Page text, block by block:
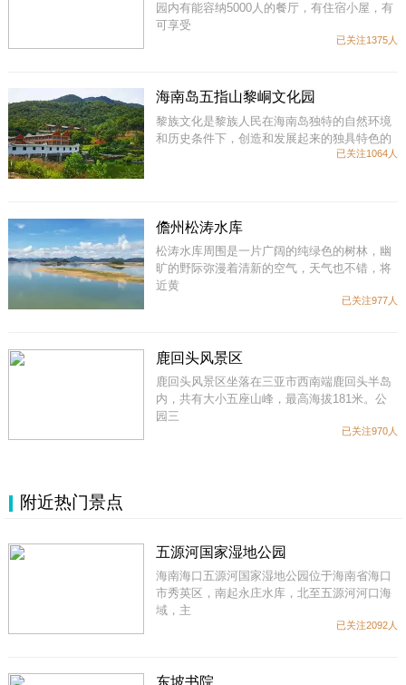
园内有能容纳5000人的餐厅，有住宿小屋，有
可享受
已关注1375人
海南岛五指山黎峒文化园
黎族文化是黎族人民在海南岛独特的自然环境
和历史条件下，创造和发展起来的独具特色的
已关注1064人
儋州松涛水库
松涛水库周围是一片广阔的纯绿色的树林，幽
旷的野际弥漫着清新的空气，天气也不错，将
近黄
已关注977人
鹿回头风景区
鹿回头风景区坐落在三亚市西南端鹿回头半岛
内，共有大小五座山峰，最高海拔181米。公
园三
已关注970人
附近热门景点
五源河国家湿地公园
海南海口五源河国家湿地公园位于海南省海口
市秀英区，南起永庄水库，北至五源河河口海
域，主
已关注2092人
东坡书院